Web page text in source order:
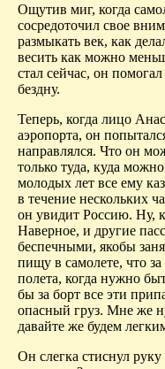
Ощутив миг, когда
сосредоточил свое
размыкать век, как
весить как можно
стал сейчас, он
бездну.
Теперь, когда лицо
аэропорта, он
направлялся. Что он
только туда, куда
молодых лет все ему
в течение нескольких
он увидит Россию. Ну,
Наверное, и другие
беспечными, якобы
пищу в самолете, что
полета, когда нужно
бы за борт все эти
опасный груз. Мне же
давайте же будем
Он слегка стиснул